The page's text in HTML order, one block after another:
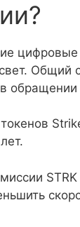
цифровые
Общий